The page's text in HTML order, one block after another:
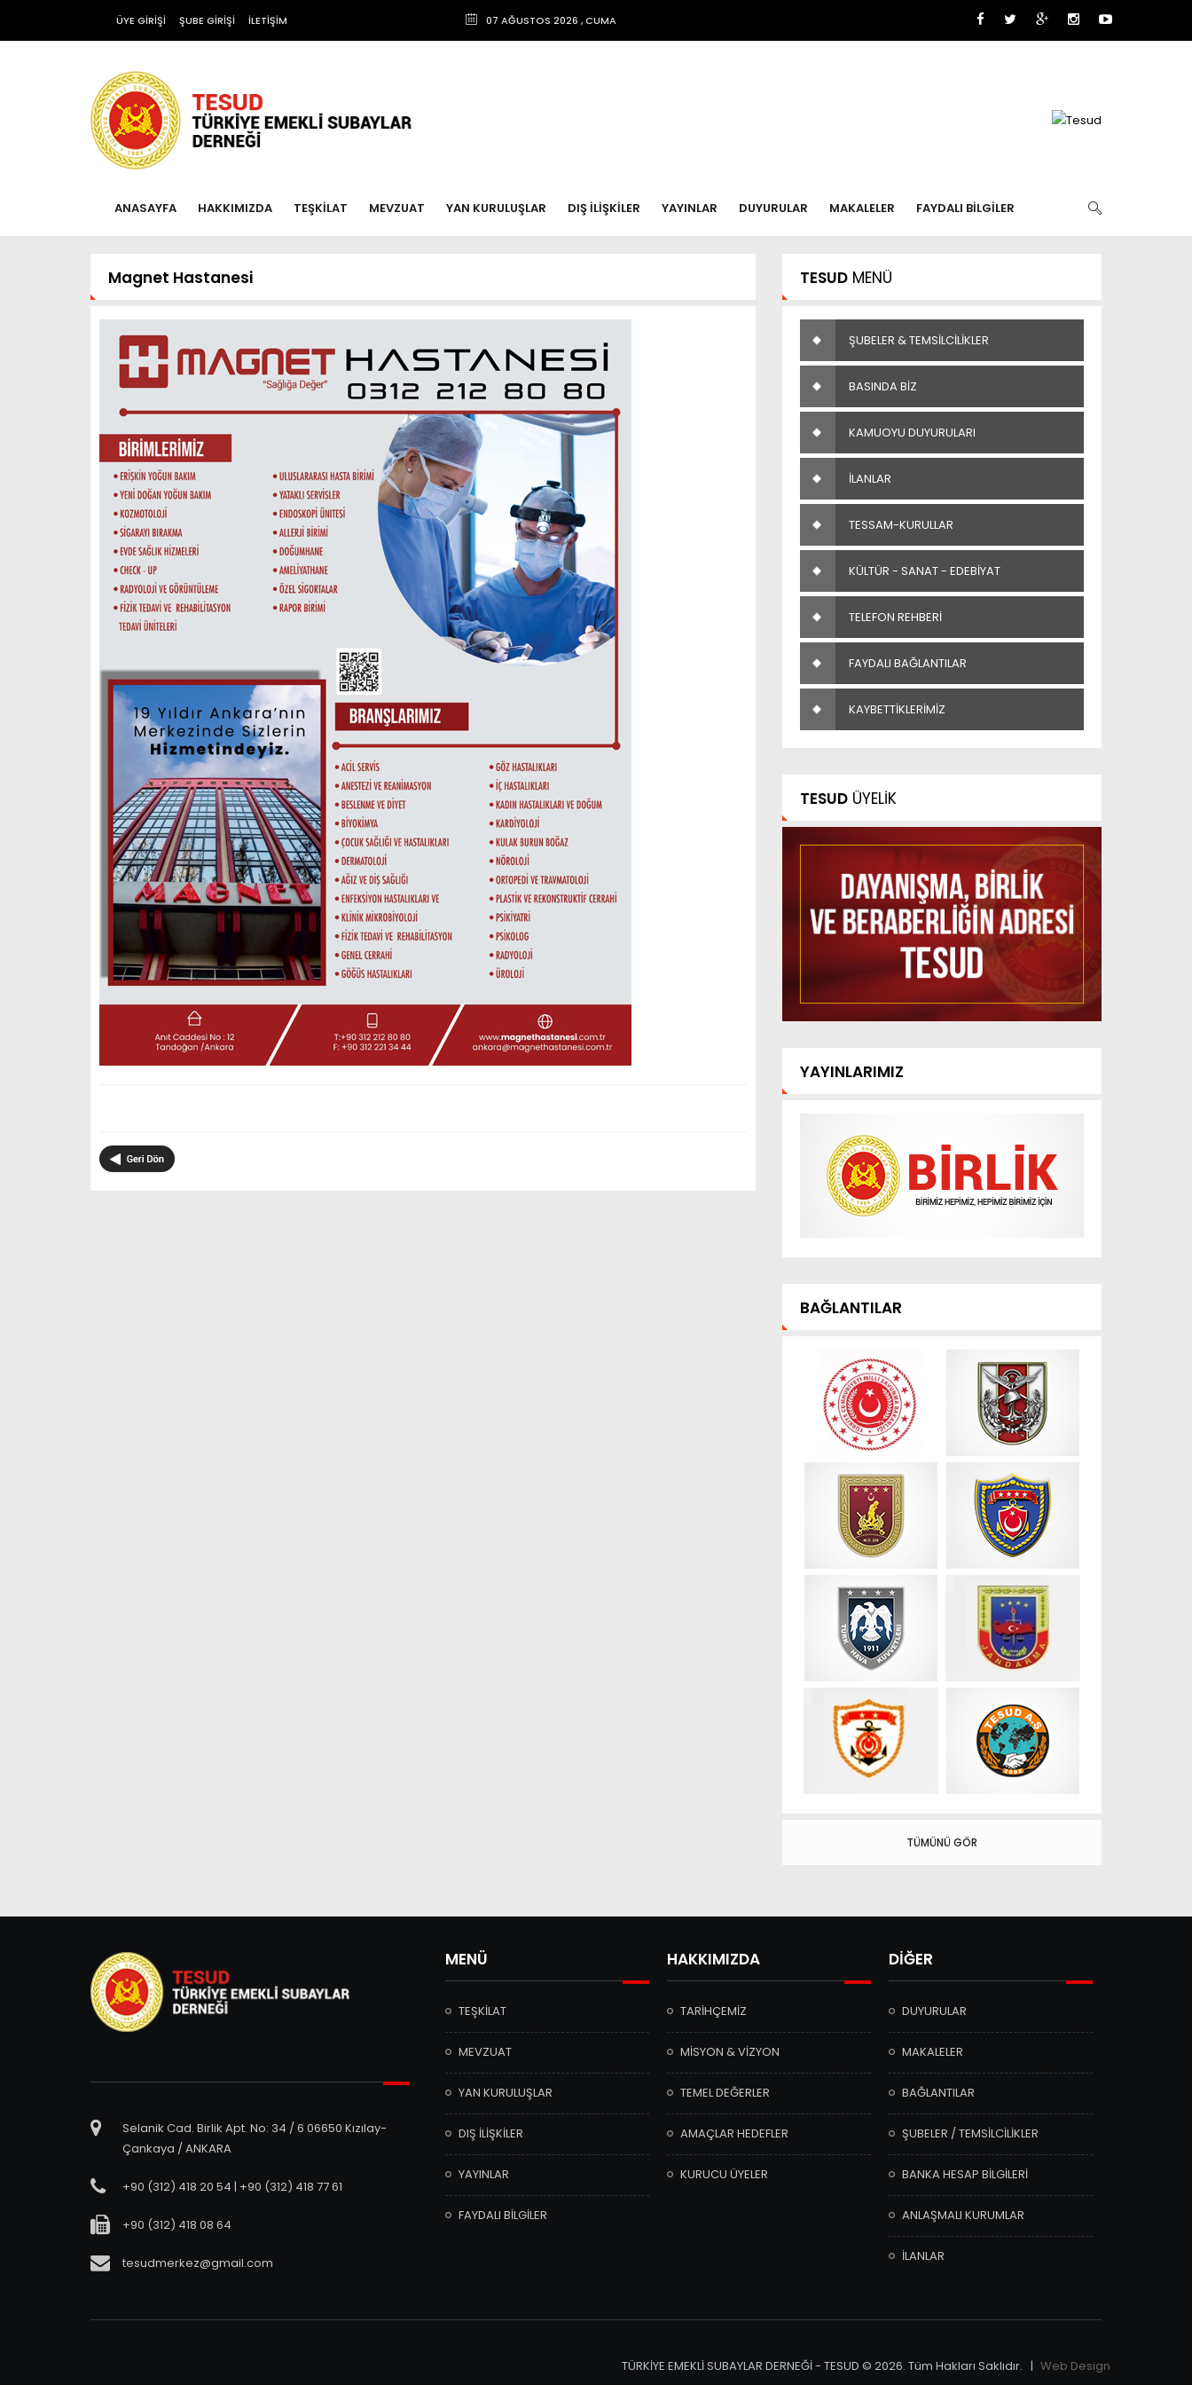
ÜYE GİRİŞİ ŞUBE GİRİŞİ İLETİŞİM 07 AĞUSTOS 2026 , CUMA
ANASAYFA HAKKIMIZDA TEŞKİLAT MEVZUAT YAN KURULUŞLAR DIŞ İLİŞKİLER YAYINLAR DUYURULAR MAKALELER FAYDALI BİLGİLER
Magnet Hastanesi TESUD MENÜ
ŞUBELER & TEMSİLCİLİKLER
BASINDA BİZ
KAMUOYU DUYURULARI
İLANLAR
TESSAM-KURULLAR
KÜLTÜR - SANAT - EDEBİYAT
TELEFON REHBERİ
FAYDALI BAĞLANTILAR
KAYBETTİKLERİMİZ
TESUD ÜYELİK
YAYINLARIMIZ
BAĞLANTILAR
TÜMÜNÜ GÖR
Selanik Cad. Birlik Apt. No: 34 / 6 06650 Kızılay-
Çankaya / ANKARA
+90 (312) 418 20 54 | +90 (312) 418 77 61
+90 (312) 418 08 64
tesudmerkez@gmail.com
MENÜ
TEŞKİLAT
MEVZUAT
YAN KURULUŞLAR
DIŞ İLİŞKİLER
YAYINLAR
FAYDALI BİLGİLER
HAKKIMIZDA
TARİHÇEMİZ
MİSYON & VİZYON
TEMEL DEĞERLER
AMAÇLAR HEDEFLER
KURUCU ÜYELER
DİĞER
DUYURULAR
MAKALELER
BAĞLANTILAR
ŞUBELER / TEMSİLCİLİKLER
BANKA HESAP BİLGİLERİ
ANLAŞMALI KURUMLAR
İLANLAR
TÜRKİYE EMEKLİ SUBAYLAR DERNEĞİ - TESUD © 2026. Tüm Hakları Saklıdır. | Web Design